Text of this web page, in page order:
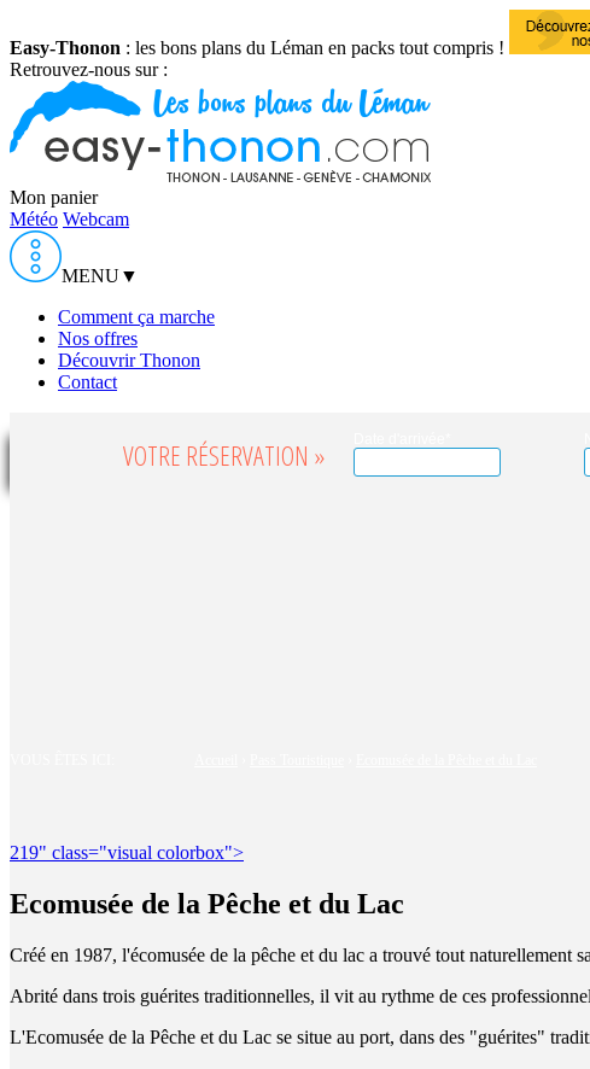
Easy-Thonon : les bons plans du Léman en packs tout compris !
Retrouvez-nous sur :
Mon panier
Météo Webcam
MENU▼
Comment ça marche
Nos offres
Découvrir Thonon
Contact
VOTRE RÉSERVATION »
219" class="visual colorbox">
Ecomusée de la Pêche et du Lac
Créé en 1987, l'écomusée de la pêche et du lac a trouvé tout naturellement
Abrité dans trois guérites traditionnelles, il vit au rythme de ces
L'Ecomusée de la Pêche et du Lac se situe au port, dans des "guérites"